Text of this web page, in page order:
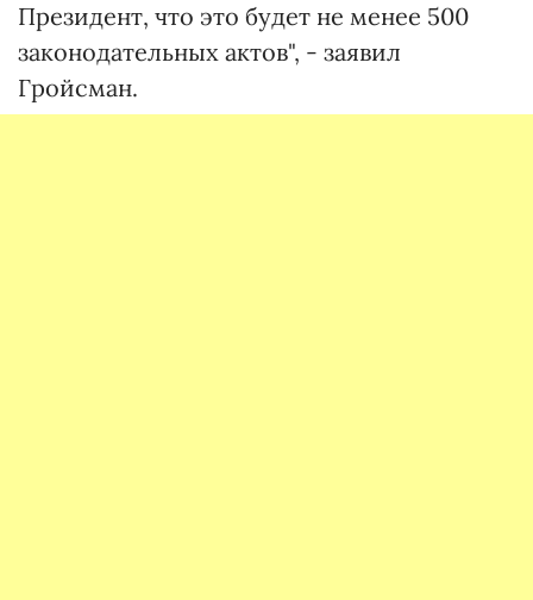
Президент, что это будет не менее 500
законодательных актов", - заявил
Гройсман.